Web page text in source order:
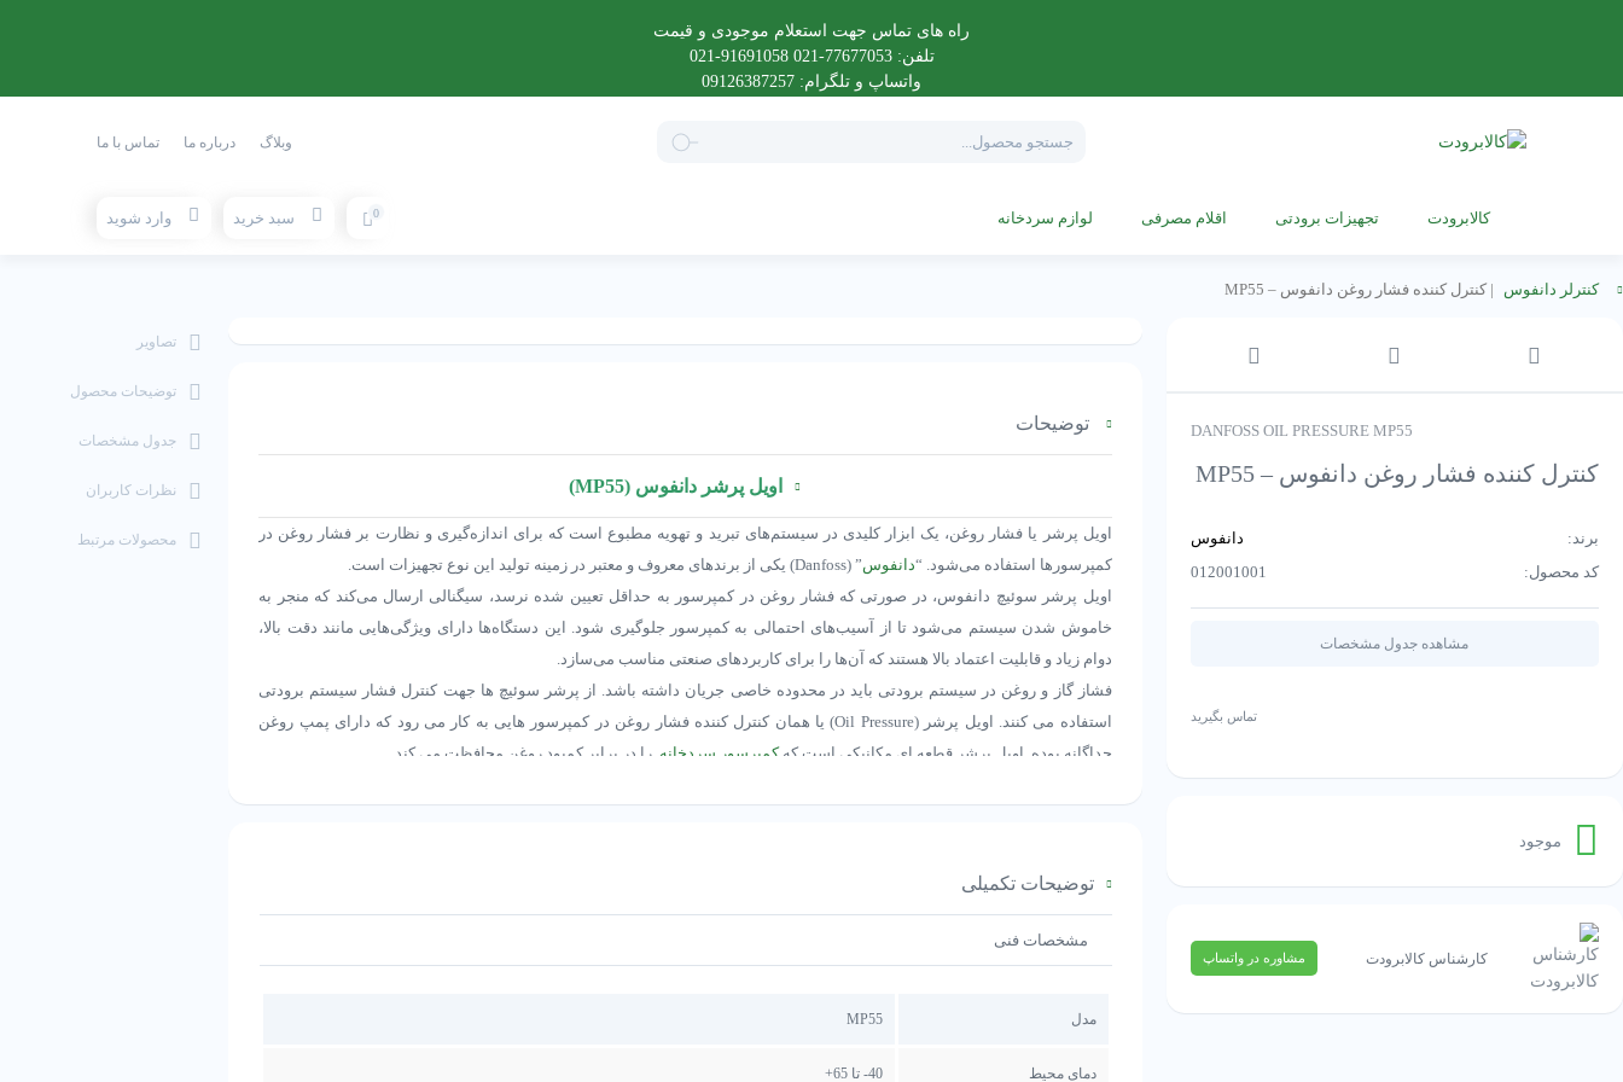
راه های تماس جهت استعلام موجودی و قیمت
تلفن: 77677053-021 91691058-021
واتساپ و تلگرام: 09126387257
search
وبلاگ درباره ما تماس با ما
کالابرودت تجهیزات برودتی اقلام مصرفی لوازم سردخانه 0 سبد خرید وارد شوید
کنترلر دانفوس کنترل کننده فشار روغن دانفوس – MP55
DANFOSS OIL PRESSURE MP55
کنترل کننده فشار روغن دانفوس – MP55
برند:
دانفوس
کد محصول:
012001001
مشاهده جدول مشخصات
تماس بگیرید
موجود
کارشناس کالابرودت مشاوره در واتساپ
توضیحات
اویل پرشر دانفوس (MP55)
اویل پرشر یا فشار روغن، یک ابزار کلیدی در سیستم‌های تبرید و تهویه مطبوع است که برای اندازه‌گیری و نظارت بر فشار روغن در
کمپرسورها استفاده می‌شود. “دانفوس” (Danfoss) یکی از برندهای معروف و معتبر در زمینه تولید این نوع تجهیزات است.
اویل پرشر سوئیچ دانفوس، در صورتی که فشار روغن در کمپرسور به حداقل تعیین شده نرسد، سیگنالی ارسال می‌کند که منجر به
خاموش شدن سیستم می‌شود تا از آسیب‌های احتمالی به کمپرسور جلوگیری شود. این دستگاه‌ها دارای ویژگی‌هایی مانند دقت بالا،
دوام زیاد و قابلیت اعتماد بالا هستند که آن‌ها را برای کاربردهای صنعتی مناسب می‌سازد.
فشاز گاز و روغن در سیستم برودتی باید در محدوده خاصی جریان داشته باشد. از پرشر سوئیچ ها جهت کنترل فشار سیستم برودتی
استفاده می کنند. اویل پرشر (Oil Pressure) یا همان کنترل کننده فشار روغن در کمپرسور هایی به کار می رود که دارای پمپ روغن
جداگانه بوده. اویل پرشر قطعه ای مکانیکی است کهکمپرسور سردخانه را در برابر کمبود روغن محافظت می کند.
1. محدوده فشار:
MP55 قابلیت تنظیم در محدوده‌های مختلف فشار را دارد که آن را برای کاربردهای مختلف مناسب می‌سازد.
این دستگاه معمولاً دارای اتصالات الکتریکی استاندارد است که آن را با انواع مختلفی از سیستم‌ها سازگار می‌سازد.
توضیحات تکمیلی
مشخصات فنی
مدل MP55
دمای محیط 40- تا 65+
تصاویر
توضیحات محصول
جدول مشخصات
نظرات کاربران
محصولات مرتبط